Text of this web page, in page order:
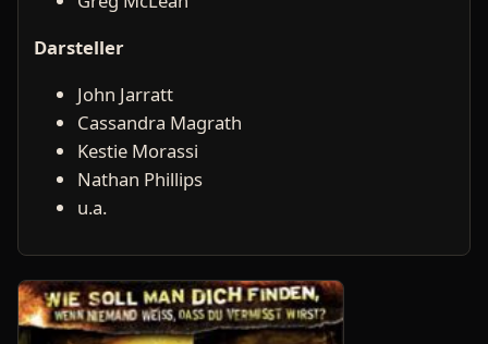
Darsteller
John Jarratt
Cassandra Magrath
Kestie Morassi
Nathan Phillips
u.a.